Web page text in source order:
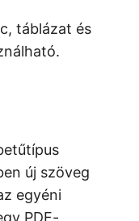
táblázat és
új szöveg
egyéni
PDF-